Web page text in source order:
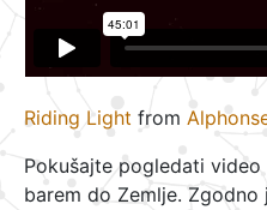
Riding Light from
Pokušajte pogledati
barem do Zemlje.